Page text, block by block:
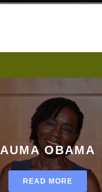
AUMA OBAMA
READ MORE